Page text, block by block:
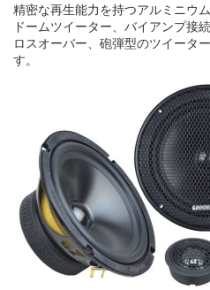
精密な再生能力を持つアルミニウ
ドームツイーター、バイアンプ接
ロスオーバー、砲弾型のツイータ
す。